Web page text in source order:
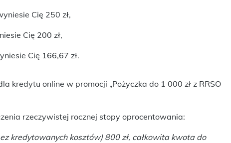
Cię 250 zł,
Cię 200 zł,
Cię 166,67 zł.
kredytu online w promocji „Pożyczka do 1 000 zł z RRSO
rzeczywistej rocznej stopy oprocentowania:
kredytowanych kosztów) 800 zł, całkowita kwota do